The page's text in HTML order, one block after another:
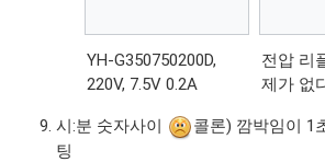
YH-G350750200D,
220V, 7.5V 0.2A
전압 리
제가 없
시:분 숫자사이
콜론) 깜박임이 1
팅